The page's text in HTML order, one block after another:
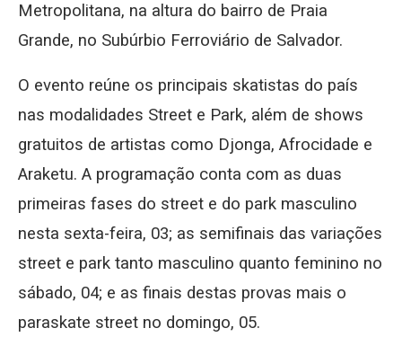
Metropolitana, na altura do bairro de Praia
Grande, no Subúrbio Ferroviário de Salvador.
O evento reúne os principais skatistas do país
nas modalidades Street e Park, além de shows
gratuitos de artistas como Djonga, Afrocidade e
Araketu. A programação conta com as duas
primeiras fases do street e do park masculino
nesta sexta-feira, 03; as semifinais das variações
street e park tanto masculino quanto feminino no
sábado, 04; e as finais destas provas mais o
paraskate street no domingo, 05.